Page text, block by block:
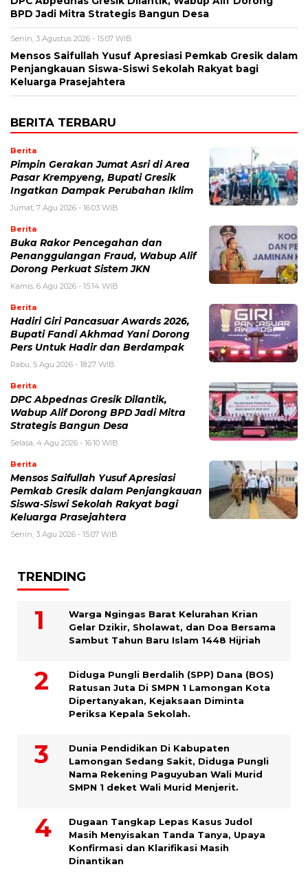
BPD Jadi Mitra Strategis Bangun Desa
Senin, 3 Agustus 2026 - 15:07 WIB
Mensos Saifullah Yusuf Apresiasi Pemkab Gresik dalam
Penjangkauan Siswa-Siswi Sekolah Rakyat bagi
Keluarga Prasejahtera
BERITA TERBARU
Berita
Pimpin Gerakan Jumat Asri di Area
Pasar Krempyeng, Bupati Gresik
Ingatkan Dampak Perubahan Iklim
Jumat, 7 Agu 2026 - 16:03 WIB
Berita
Buka Rakor Pencegahan dan
Penanggulangan Fraud, Wabup Alif
Dorong Perkuat Sistem JKN
Kamis, 6 Agu 2026 - 15:14 WIB
Berita
Hadiri Giri Pancasuar Awards 2026,
Bupati Fandi Akhmad Yani Dorong
Pers Untuk Hadir dan Berdampak
Rabu, 5 Agu 2026 - 18:27 WIB
Berita
DPC Abpednas Gresik Dilantik,
Wabup Alif Dorong BPD Jadi Mitra
Strategis Bangun Desa
Selasa, 4 Agu 2026 - 16:10 WIB
Berita
Mensos Saifullah Yusuf Apresiasi
Pemkab Gresik dalam Penjangkauan
Siswa-Siswi Sekolah Rakyat bagi
Keluarga Prasejahtera
Senin, 3 Agu 2026 - 15:07 WIB
TRENDING
Warga Ngingas Barat Kelurahan Krian
Gelar Dzikir, Sholawat, dan Doa Bersama
Sambut Tahun Baru Islam 1448 Hijriah
Diduga Pungli Berdalih (SPP) Dana (BOS)
Ratusan Juta Di SMPN 1 Lamongan Kota
Dipertanyakan, Kejaksaan Diminta
Periksa Kepala Sekolah.
Dunia Pendidikan Di Kabupaten
Lamongan Sedang Sakit, Diduga Pungli
Nama Rekening Paguyuban Wali Murid
SMPN 1 deket Wali Murid Menjerit.
Dugaan Tangkap Lepas Kasus Judol
Masih Menyisakan Tanda Tanya, Upaya
Konfirmasi dan Klarifikasi Masih
Dinantikan